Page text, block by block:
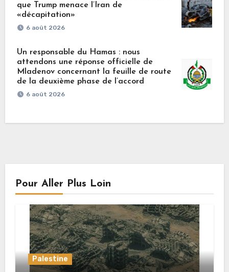
que Trump menace l’Iran de
«décapitation»
6 août 2026
Un responsable du Hamas : nous
attendons une réponse officielle de
Mladenov concernant la feuille de route
de la deuxième phase de l’accord
6 août 2026
Pour Aller Plus Loin
Palestine